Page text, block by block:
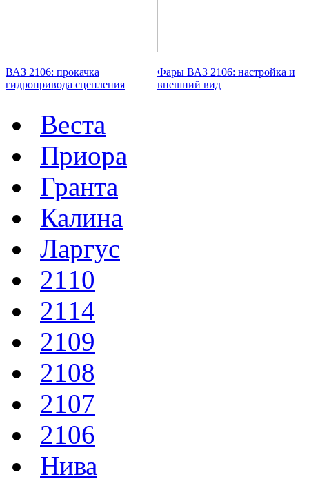
ВАЗ 2106: прокачка
гидропривода сцепления
Фары ВАЗ 2106: настройка и
внешний вид
Веста
Приора
Гранта
Калина
Ларгус
2110
2114
2109
2108
2107
2106
Нива